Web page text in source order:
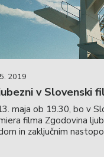
2019
v Slovenski
maja ob 19.30, bo v
filma Zgodovina
in zaključnim